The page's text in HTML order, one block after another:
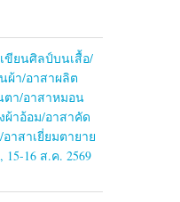
ขียนศิลป์บนเสื้อ/
ผ้า/อาสาผลิต
า/อาสาหมอน
ผ้าอ้อม/อาสาคัด
าสาเยี่ยมตายาย
16 ส.ค. 2569